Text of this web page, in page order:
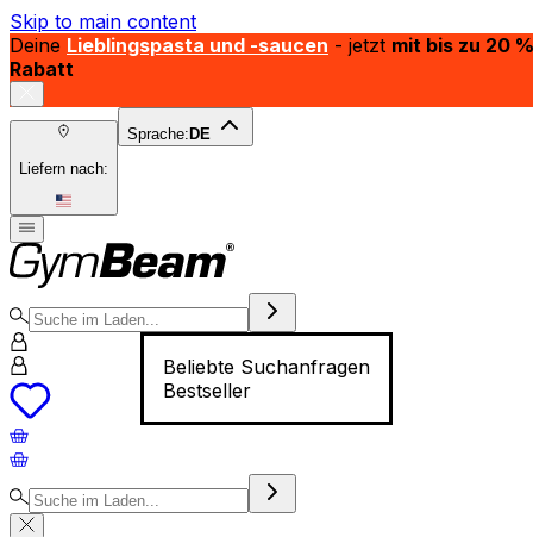
Skip to main content
Deine Lieblingspasta und -saucen - jetzt mit bis zu 20 %
Rabatt
Liefern nach:
Sprache: DE
Beliebte Suchanfragen
Bestseller